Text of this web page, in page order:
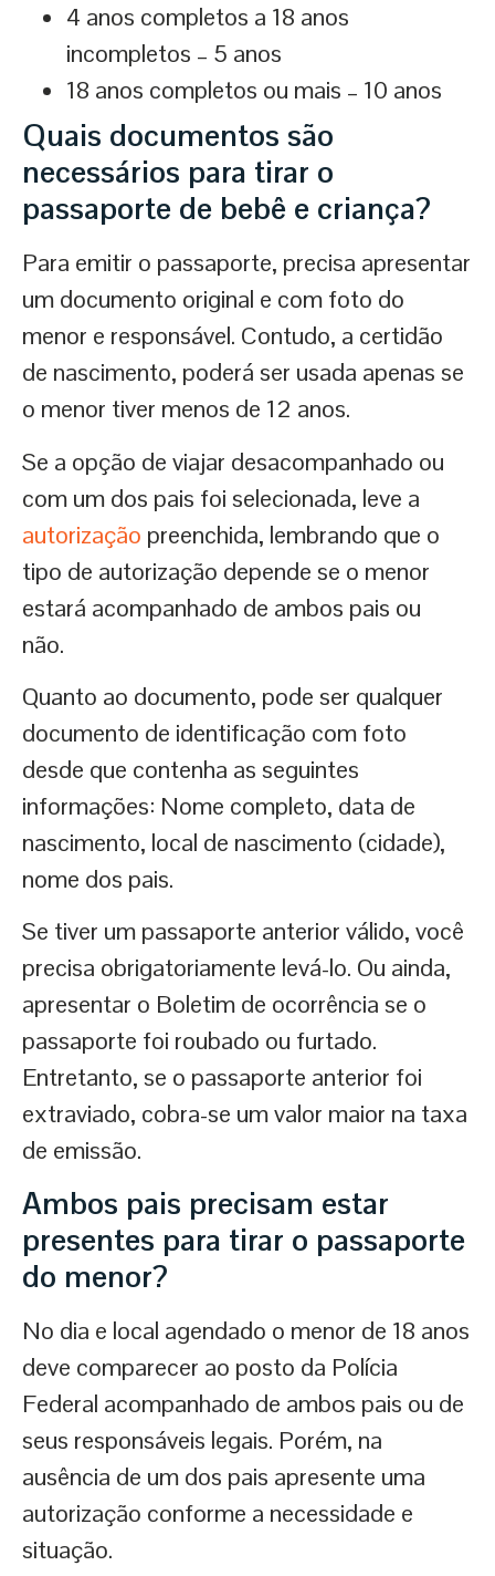
4 anos completos a 18 anos
incompletos – 5 anos
18 anos completos ou mais – 10 anos
Quais documentos são
necessários para tirar o
passaporte de bebê e criança?
Para emitir o passaporte, precisa apresentar
um documento original e com foto do
menor e responsável. Contudo, a certidão
de nascimento, poderá ser usada apenas se
o menor tiver menos de 12 anos.
Se a opção de viajar desacompanhado ou
com um dos pais foi selecionada, leve a
autorização preenchida, lembrando que o
tipo de autorização depende se o menor
estará acompanhado de ambos pais ou
não.
Quanto ao documento, pode ser qualquer
documento de identificação com foto
desde que contenha as seguintes
informações: Nome completo, data de
nascimento, local de nascimento (cidade),
nome dos pais.
Se tiver um passaporte anterior válido, você
precisa obrigatoriamente levá-lo. Ou ainda,
apresentar o Boletim de ocorrência se o
passaporte foi roubado ou furtado.
Entretanto, se o passaporte anterior foi
extraviado, cobra-se um valor maior na taxa
de emissão.
Ambos pais precisam estar
presentes para tirar o passaporte
do menor?
No dia e local agendado o menor de 18 anos
deve comparecer ao posto da Polícia
Federal acompanhado de ambos pais ou de
seus responsáveis legais. Porém, na
ausência de um dos pais apresente uma
autorização conforme a necessidade e
situação.